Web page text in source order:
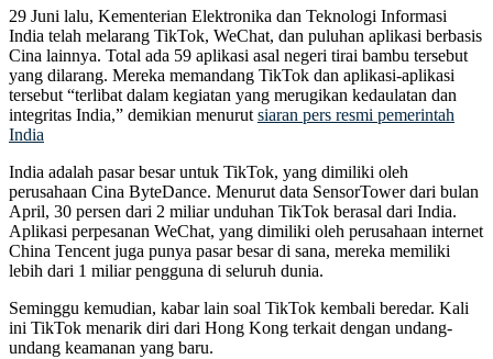
29 Juni lalu, Kementerian Elektronika dan Teknologi Informasi
India telah melarang TikTok, WeChat, dan puluhan aplikasi berbasis
Cina lainnya. Total ada 59 aplikasi asal negeri tirai bambu tersebut
yang dilarang. Mereka memandang TikTok dan aplikasi-aplikasi
tersebut “terlibat dalam kegiatan yang merugikan kedaulatan dan
integritas India,” demikian menurut siaran pers resmi pemerintah
India
India adalah pasar besar untuk TikTok, yang dimiliki oleh
perusahaan Cina ByteDance. Menurut data SensorTower dari bulan
April, 30 persen dari 2 miliar unduhan TikTok berasal dari India.
Aplikasi perpesanan WeChat, yang dimiliki oleh perusahaan internet
China Tencent juga punya pasar besar di sana, mereka memiliki
lebih dari 1 miliar pengguna di seluruh dunia.
Seminggu kemudian, kabar lain soal TikTok kembali beredar. Kali
ini TikTok menarik diri dari Hong Kong terkait dengan undang-
undang keamanan yang baru.